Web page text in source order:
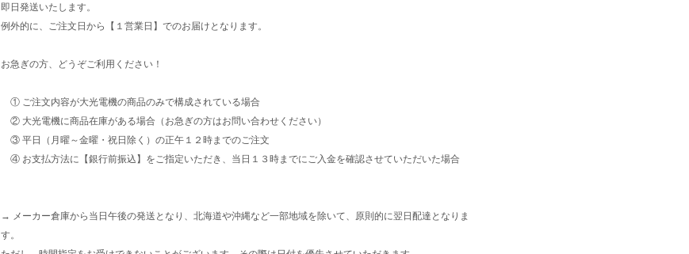
即日発送いたします。
例外的に、ご注文日から【１営業日】でのお届けとなります。
お急ぎの方、どうぞご利用ください！
① ご注文内容が大光電機の商品のみで構成されている場合
② 大光電機に商品在庫がある場合（お急ぎの方はお問い合わせください）
③ 平日（月曜～金曜・祝日除く）の正午１２時までのご注文
④ お支払方法に【銀行前振込】をご指定いただき、当日１３時までにご入金を確認させていただいた場合
→ メーカー倉庫から当日午後の発送となり、北海道や沖縄など一部地域を除いて、原則的に翌日配達となりま
す。